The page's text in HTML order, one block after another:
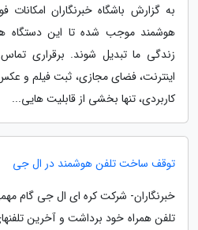
به گزارش باشگاه خبرنگاران
هوشمند موجب شده تا این دستگاه
زندگی ما تبدیل شوند. برقراری
اینترنت، فضای مجازی، ثبت فیلم و عکس
کاربردی، تنها بخشی از قابلیت هایی...
توقف ساخت تلفن هوشمند در ال جی
خبرنگاران- شرکت کره ای ال جی گام
تلفن همراه خود برداشت و آخرین